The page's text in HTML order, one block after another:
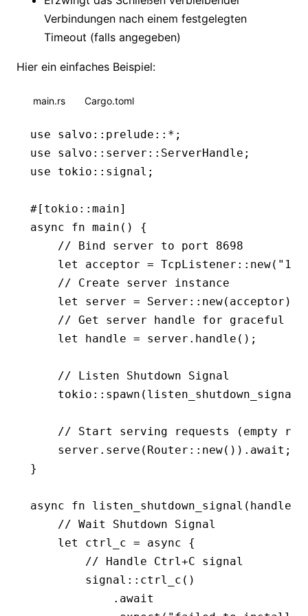
Verbindungen nach einem festgelegten
Timeout (falls angegeben)
Hier ein einfaches Beispiel:
main.rs Cargo.toml
use salvo :: prelude ::* ;
use salvo :: server :: ServerHandle ;
use tokio :: signal;
#[tokio :: main]
async fn main () {
    // Bind server to port 8698
    let
acceptor = TcpListener :: new(
    // Create server instance
    let
server = Server :: new(acceptor);
// Get server handle for graceful
    let
handle = server . handle ();
    // Listen Shutdown Signal
    tokio
:: spawn ( listen_shutdown_signal
// Start serving requests (empty
    server
. serve (Router :: new()) .await ;
}
async fn listen_shutdown_signal (handle
    // Wait Shutdown Signal
    let
ctrl_c = async {
        // Handle Ctrl+C signal
        signal
:: ctrl_c ()
            .await